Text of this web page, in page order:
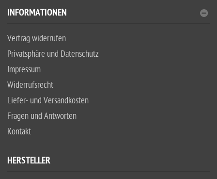
INFORMATIONEN
Vertrag widerrufen
Privatsphäre und Datenschutz
Impressum
Widerrufsrecht
Liefer- und Versandkosten
Fragen und Antworten
Kontakt
HERSTELLER